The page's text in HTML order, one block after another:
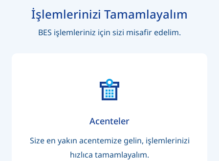
İşlemlerinizi Tamamlayalım
BES işlemleriniz için sizi misafir edelim.
Acenteler
Size en yakın acentemize gelin, işlemlerinizi
hızlıca tamamlayalım.